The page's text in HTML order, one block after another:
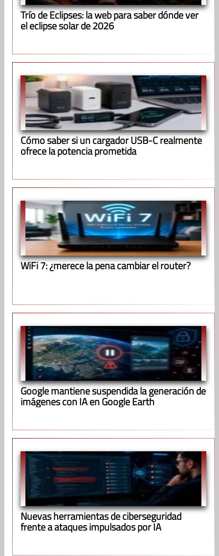
Trío de Eclipses: la web para saber dónde ver
el eclipse solar de 2026
Cómo saber si un cargador USB-C realmente
ofrece la potencia prometida
WiFi 7: ¿merece la pena cambiar el router?
Google mantiene suspendida la generación de
imágenes con IA en Google Earth
Nuevas herramientas de ciberseguridad
frente a ataques impulsados por IA